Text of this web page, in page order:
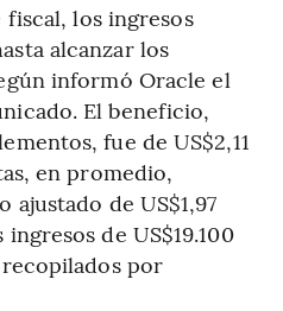
los ingresos
alcanzar los
informó Oracle el
El beneficio,
fue de US$2,11
en promedio,
de US$1,97
de US$19.100
por